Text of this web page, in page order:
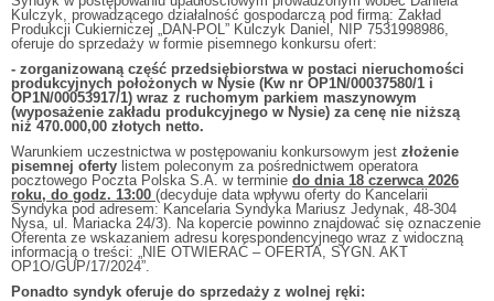
Kulczyk, prowadzącego działalność gospodarczą pod firmą: Zakład
Produkcji Cukierniczej „DAN-POL” Kulczyk Daniel, NIP 7531998986,
oferuje do sprzedaży w formie pisemnego konkursu ofert:
- zorganizowaną część przedsiębiorstwa w postaci nieruchomości
produkcyjnych położonych w Nysie (Kw nr OP1N/00037580/1 i
OP1N/00053917/1) wraz z ruchomym parkiem maszynowym
(wyposażenie zakładu produkcyjnego w Nysie) za cenę nie niższą
niż 470.000,00 złotych netto.
Warunkiem uczestnictwa w postępowaniu konkursowym jest złożenie
pisemnej oferty listem poleconym za pośrednictwem operatora
pocztowego Poczta Polska S.A. w terminie do dnia 18 czerwca 2026
roku, do godz. 13:00 (decyduje data wpływu oferty do Kancelarii
Syndyka pod adresem: Kancelaria Syndyka Mariusz Jedynak, 48-304
Nysa, ul. Mariacka 24/3). Na kopercie powinno znajdować się oznaczenie
Oferenta ze wskazaniem adresu korespondencyjnego wraz z widoczną
informacją o treści: „NIE OTWIERAĆ – OFERTA, SYGN. AKT
OP1O/GUP/17/2024”.
Ponadto syndyk oferuje do sprzedaży z wolnej ręki: